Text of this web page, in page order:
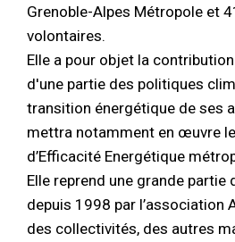
Grenoble-Alpes Métropole et
volontaires.
Elle a pour objet la
d'une partie des politiques
transition énergétique de ses
mettra notamment en œuvre
d’Efficacité Energétique
Elle reprend une grande
depuis 1998 par l’association
des collectivités, des autres